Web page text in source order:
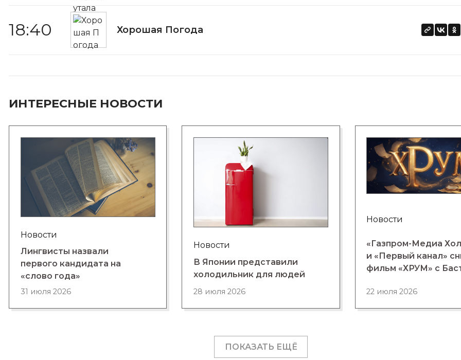
18:40 Хорошая Погода
ИНТЕРЕСНЫЕ НОВОСТИ
Новости
Лингвисты назвали
первого кандидата на
«слово года»
31 июля 2026
Новости
В Японии представили
холодильник для людей
28 июля 2026
Новости
«Газпром-Медиа
и «Первый канал»
фильм «ХРУМ» с
22 июля 2026
ПОКАЗАТЬ ЕЩЁ